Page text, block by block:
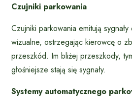
Czujniki parkowania
Czujniki parkowania emitują
wizualne, ostrzegając kierowcę o
przeszkód. Im bliżej przeszkody,
głośniejsze stają się sygnały.
Systemy automatycznego